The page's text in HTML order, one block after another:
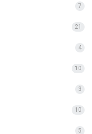
7
21
4
10
3
10
5